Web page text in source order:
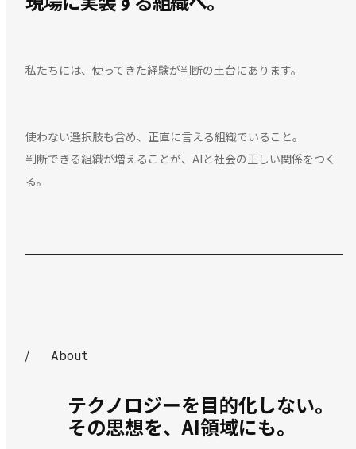
私たちには、使ってきた経験が判断の土台にあります。
使わない選択肢も含め、正直に言える組織でいること。
判断できる組織が増えることが、AIと社会の正しい関係をつく
る。
About
About
テクノロジーを目的化しない。
その思想を、AI領域にも。